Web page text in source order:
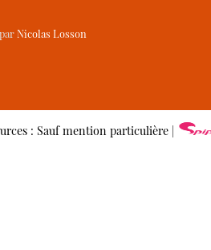
Nicolas Losson
: Sauf mention particulière |